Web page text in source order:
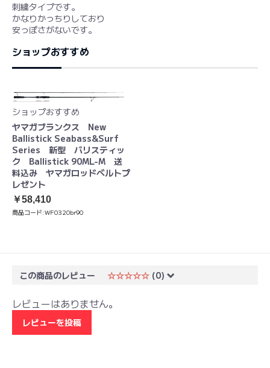
刺繍タイプです。
かなりかっちりしており
安っぽさがないです。
ショップおすすめ
ショップおすすめ
ヤマガブランクス New
Ballistick Seabass&Surf
Series 新型 バリスティッ
ク Ballistick 90ML-M 送
料込み ヤマガロッドベルトプ
レゼント
￥58,410
商品コード:WF0320br90
この商品のレビュー ☆☆☆☆☆ (0)
レビューはありません。
レビューを投稿